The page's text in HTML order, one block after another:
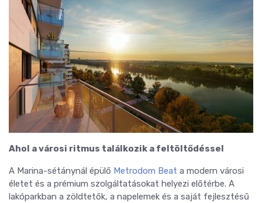
Ahol a városi ritmus találkozik a feltöltődéssel
A Marina-sétánynál épülő Metrodom Beat a modern városi
életet és a prémium szolgáltatásokat helyezi előtérbe. A
lakóparkban a zöldtetők, a napelemek és a saját fejlesztésű